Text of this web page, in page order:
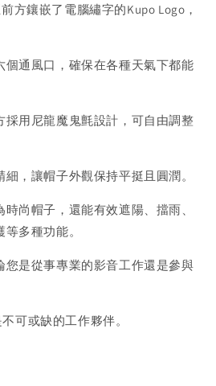
方鑲嵌了電腦繡字的Kupo Logo，
個通風口，確保在各種天氣下都能
採用尼龍魔鬼氈設計，可自由調整
細，讓帽子外觀保持平挺且圓潤。
時尚帽子，還能有效遮陽、擋雨、
多種功能。
您是從事專業的影音工作還是參與
可或缺的工作夥伴。